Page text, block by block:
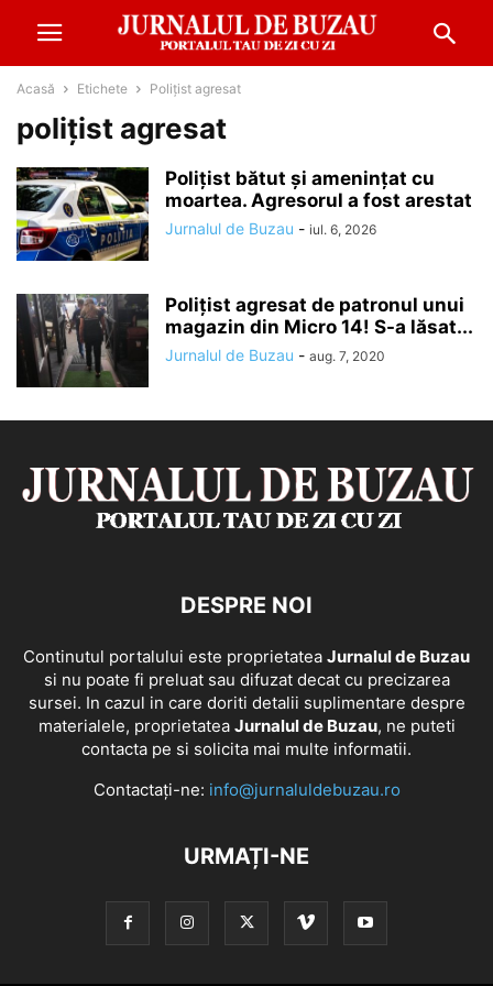
Acasă Etichete Polițist agresat
polițist agresat
Polițist bătut și amenințat cu
moartea. Agresorul a fost arestat
Jurnalul de Buzau - iul. 6, 2026
Polițist agresat de patronul unui
magazin din Micro 14! S-a lăsat...
Jurnalul de Buzau - aug. 7, 2020
DESPRE NOI
Continutul portalului este proprietatea Jurnalul de Buzau
si nu poate fi preluat sau difuzat decat cu precizarea
sursei. In cazul in care doriti detalii suplimentare despre
materialele, proprietatea Jurnalul de Buzau, ne puteti
contacta pe si solicita mai multe informatii.
Contactați-ne: info@jurnaluldebuzau.ro
URMAȚI-NE